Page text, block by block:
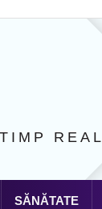
REAL
SĂNĂTATE